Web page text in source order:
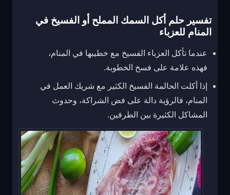
تفسير حلم أكل السمك المملح أو الفسيخ في
المنام للعزباء
عندما تأكل العزباء الفسيخ مع خطيبها في المنام،
فهذه علامة على فسخ الخطوبة.
إذا أكلت الحالمة الفسيخ الكثير مع شريك العمل في
المنام، فالرؤية دالة على فض الشراكة، وحدوث
المشاكل الكثيرة بين الطرفين.